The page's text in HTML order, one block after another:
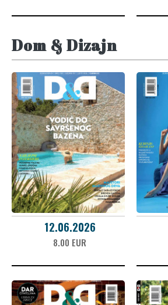
Dom & Dizajn
12.06.2026
8.00 EUR